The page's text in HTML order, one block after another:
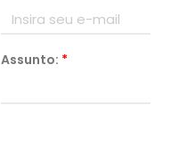
Assunto: *